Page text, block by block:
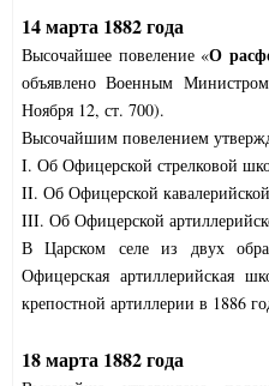
14 марта 1882 года
Высочайшее повеление «О
объявлено Военным
Ноября 12, ст. 700).
Высочайшим повелением
I. Об Офицерской стрелковой
II. Об Офицерской
III. Об Офицерской
В Царском селе из двух
Офицерская артиллерийская
крепостной артиллерии в 1886
18 марта 1882 года